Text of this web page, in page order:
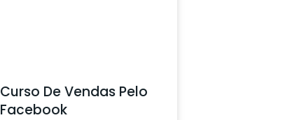
Curso De Vendas Pelo
Facebook